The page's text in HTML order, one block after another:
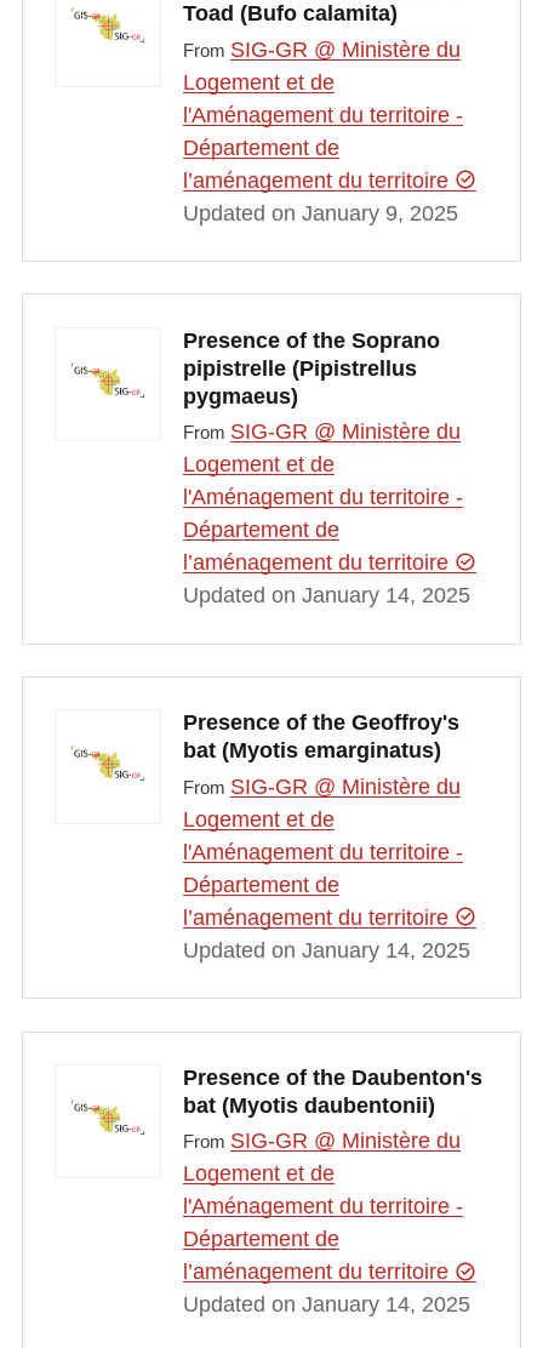
Toad (Bufo calamita)
From SIG-GR @ Ministère du
Logement et de
l'Aménagement du territoire -
Département de
l’aménagement du territoire
Updated on January 9, 2025
Presence of the Soprano
pipistrelle (Pipistrellus
pygmaeus)
From SIG-GR @ Ministère du
Logement et de
l'Aménagement du territoire -
Département de
l’aménagement du territoire
Updated on January 14, 2025
Presence of the Geoffroy's
bat (Myotis emarginatus)
From SIG-GR @ Ministère du
Logement et de
l'Aménagement du territoire -
Département de
l’aménagement du territoire
Updated on January 14, 2025
Presence of the Daubenton's
bat (Myotis daubentonii)
From SIG-GR @ Ministère du
Logement et de
l'Aménagement du territoire -
Département de
l’aménagement du territoire
Updated on January 14, 2025